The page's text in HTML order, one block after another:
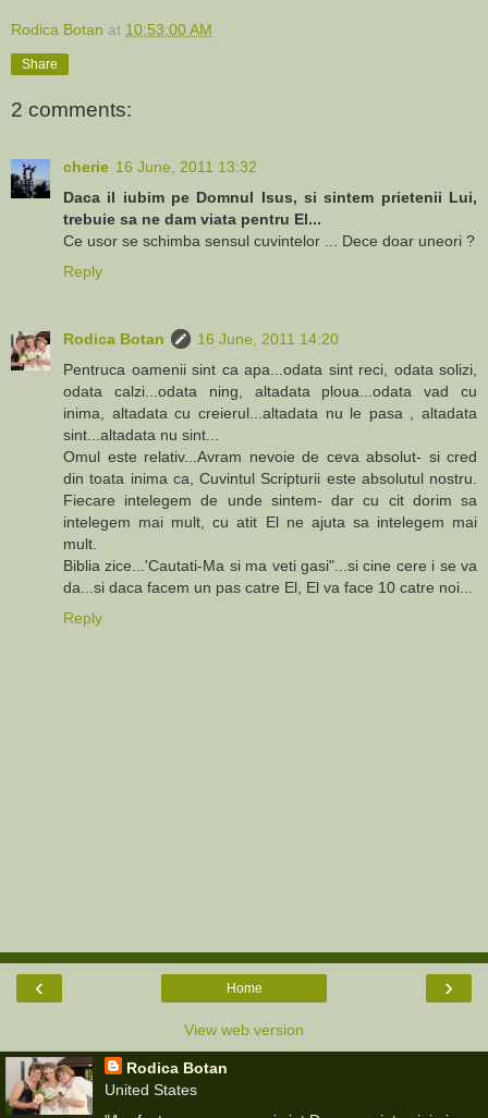
Rodica Botan at 10:53:00 AM
Share
2 comments:
cherie 16 June, 2011 13:32
Daca il iubim pe Domnul Isus, si sintem prietenii Lui,
trebuie sa ne dam viata pentru El...
Ce usor se schimba sensul cuvintelor ... Dece doar uneori ?
Reply
Rodica Botan
16 June, 2011 14:20
Pentruca oamenii sint ca apa...odata sint reci, odata solizi,
odata calzi...odata ning, altadata ploua...odata vad cu
inima, altadata cu creierul...altadata nu le pasa , altadata
sint...altadata nu sint...
Omul este relativ...Avram nevoie de ceva absolut- si cred
din toata inima ca, Cuvintul Scripturii este absolutul nostru.
Fiecare intelegem de unde sintem- dar cu cit dorim sa
intelegem mai mult, cu atit El ne ajuta sa intelegem mai
mult.
Biblia zice...'Cautati-Ma si ma veti gasi"...si cine cere i se va
da...si daca facem un pas catre El, El va face 10 catre noi...
Reply
‹ ›
Home
View web version
Rodica Botan
United States